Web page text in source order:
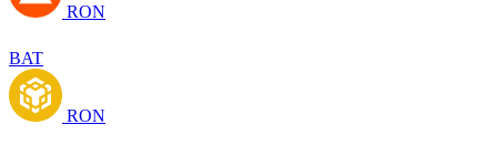
RON
BAT
RON